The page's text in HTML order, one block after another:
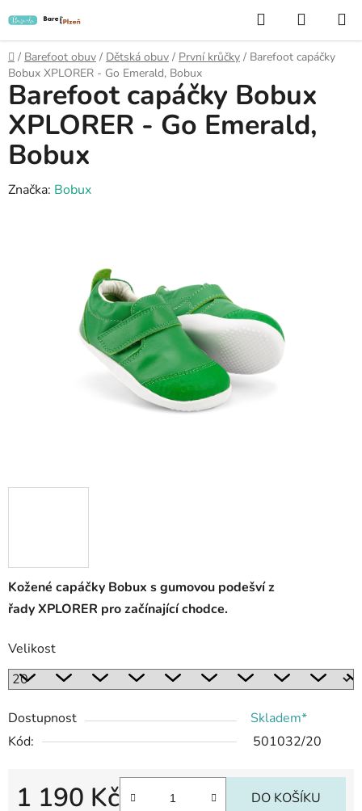
na
obsah
Hledat
KOŠÍK
Domů
/ Barefoot obuv / Dětská obuv / První krůčky / Barefoot capáčky
Bobux XPLORER - Go Emerald, Bobux
Kožené capáčky Bobux s gumovou podešví z
řady XPLORER pro začínající chodce.
Velikost
Dostupnost
Skladem*
Kód:
501032/20
1 190 Kč DO KOŠÍKU
Barefoot capáčky Bobux
XPLORER - Go Emerald,
Bobux
Značka: Bobux